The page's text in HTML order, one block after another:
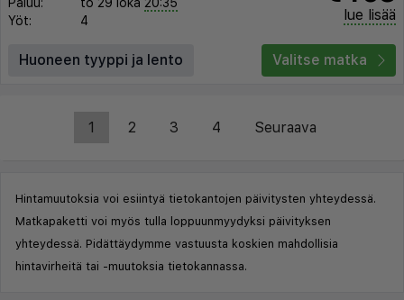
Yöt:
4 lue lisää
Huoneen tyyppi ja lento Valitse matka
1 2 3 4 Seuraava
Hintamuutoksia voi esiintyä tietokantojen päivitysten yhteydessä.
Matkapaketti voi myös tulla loppuunmyydyksi päivityksen
yhteydessä. Pidättäydymme vastuusta koskien mahdollisia
hintavirheitä tai -muutoksia tietokannassa.